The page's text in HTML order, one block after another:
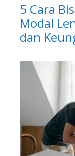
5 Cara
Modal
dan